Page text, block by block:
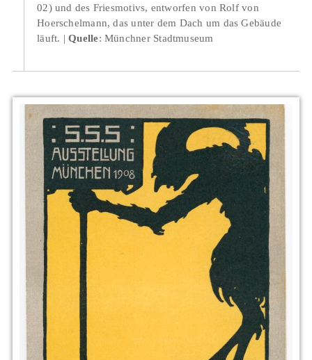
02) und des Friesmotivs, entworfen von Rolf von
Hoerschelmann, das unter dem Dach um das Gebäude
läuft.
Quelle: Münchner Stadtmuseum